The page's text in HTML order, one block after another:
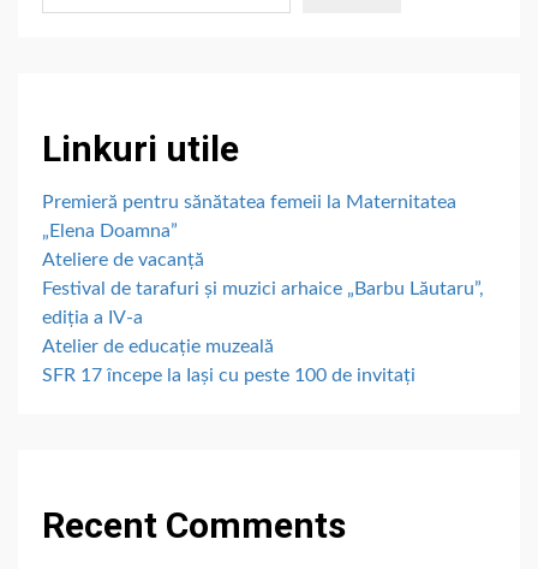
Linkuri utile
Premieră pentru sănătatea femeii la Maternitatea
„Elena Doamna”
Ateliere de vacanță
Festival de tarafuri și muzici arhaice „Barbu Lăutaru”,
ediția a IV-a
Atelier de educație muzeală
SFR 17 începe la Iași cu peste 100 de invitați
Recent Comments